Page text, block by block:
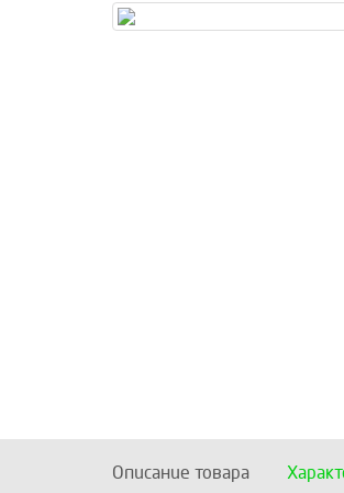
Описание товара